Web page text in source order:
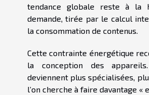
tendance globale reste à la
demande, tirée par le calcul
la consommation de contenus.
Cette contrainte énergétique
la conception des
deviennent plus spécialisées,
l’on cherche à faire davantage «